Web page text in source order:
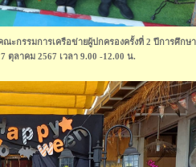
ะกรรมการเครือข่ายผู้ปกครองครั้งที่ 2 ปีการศึกษา
ตุลาคม 2567 เวลา 9.00 -12.00 น.